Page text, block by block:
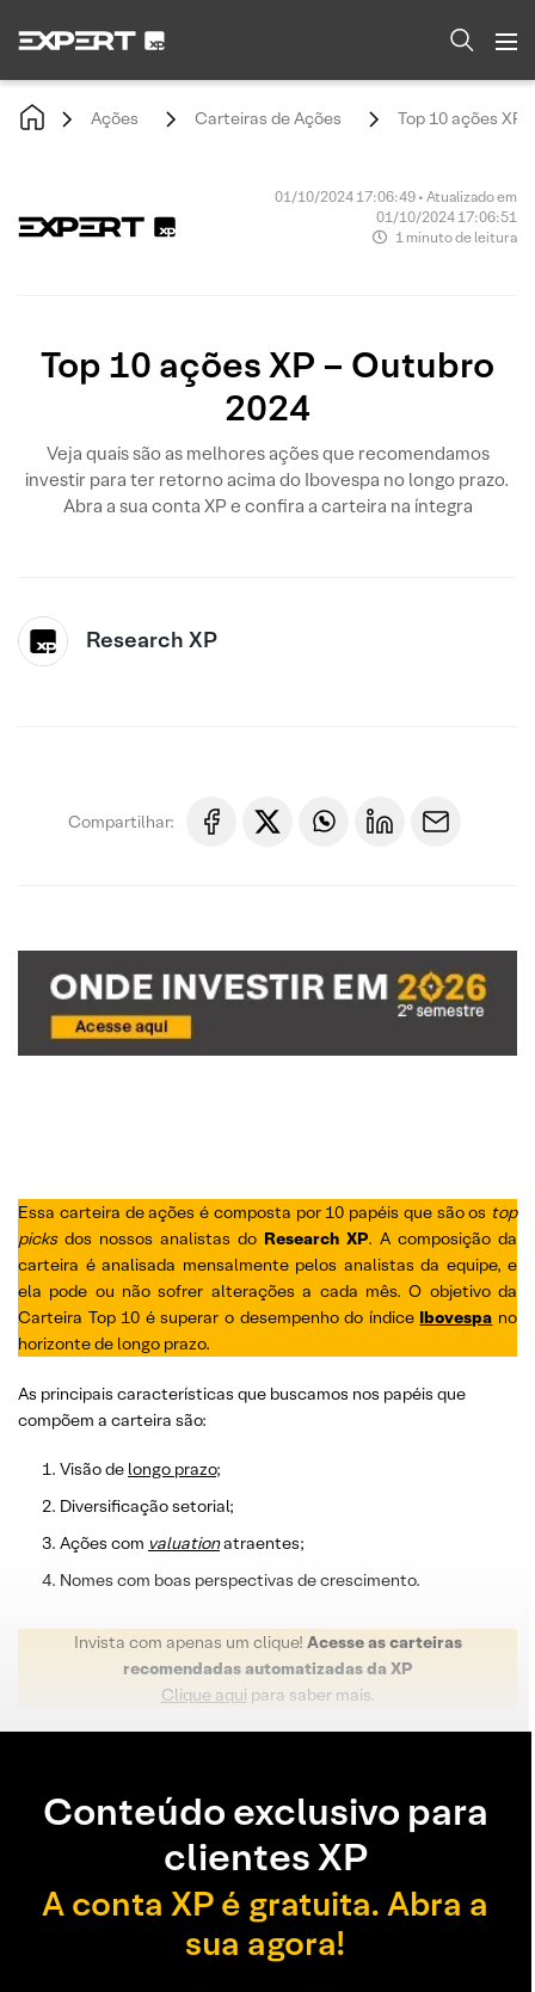
Ações Carteiras de Ações Top 10 ações XP
01/10/2024 17:06:49 • Atualizado em
01/10/2024 17:06:51
1 minuto de leitura
Top 10 ações XP – Outubro
2024
Veja quais são as melhores ações que recomendamos
investir para ter retorno acima do Ibovespa no longo prazo.
Abra a sua conta XP e confira a carteira na íntegra
Research XP
Compartilhar:
Essa carteira de ações é composta por 10 papéis que são os top
picksdos nossos analistas do Research XP. A composição da
carteira é analisada mensalmente pelos analistas da equipe, e
ela pode ou não sofrer alterações a cada mês. O objetivo da
Carteira Top 10 é superar o desempenho do índice Ibovespa no
horizonte de longo prazo.
As principais características que buscamos nos papéis que
compõem a carteira são:
Visão de longo prazo;
Diversificação setorial;
Ações com valuationatraentes;
Nomes com boas perspectivas de crescimento.
Invista com apenas um clique! Acesse as carteiras
recomendadas automatizadas da XP
Clique aqui para saber mais.
Conteúdo exclusivo para
clientes XP
A conta XP é gratuita. Abra a
sua agora!